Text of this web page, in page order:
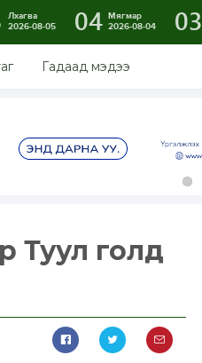
Лхагва
2026-08-05
04 Мягмар
2026-08-04
03
Гадаад мэдээ
Туул голд